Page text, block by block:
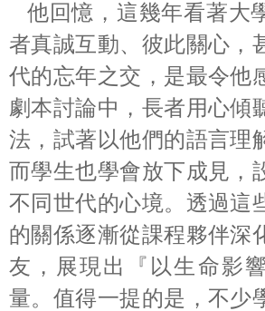
他回憶，這幾年看著大
者真誠互動、彼此關心，
代的忘年之交，是最令他
劇本討論中，長者用心傾
法，試著以他們的語言理
而學生也學會放下成見，
不同世代的心境。透過這
的關係逐漸從課程夥伴深
友，展現出『以生命影
量。值得一提的是，不少